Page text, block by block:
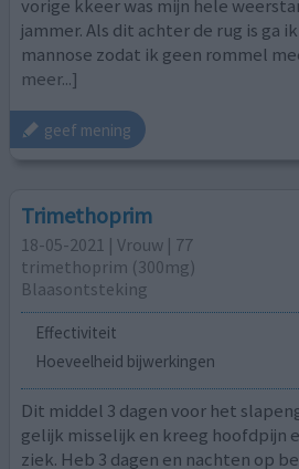
vorige kkeer was mijn hele
jammer. Als dit achter de rug is ga
mannose zodat ik geen rommel
meer...]
geef mening
Trimethoprim
18-05-2021 | Vrouw | 77
trimethoprim (300mg)
Blaasontsteking
Effectiviteit
Hoeveelheid bijwerkingen
Dit middel 3 dagen voor het
gelijk misselijk en kreeg hoofdpijn
ziek. Heb 3 dagen en nachten op